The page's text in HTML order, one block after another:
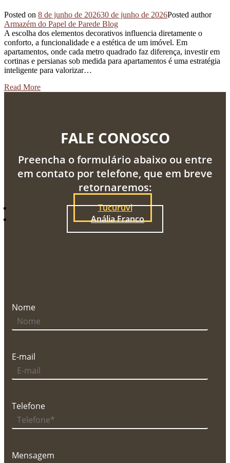
Posted on 8 de junho de 202630 de junho de 2026Posted author
Armazém do Papel de Parede Blog
A escolha dos elementos decorativos influencia diretamente o
conforto, a funcionalidade e a estética de um imóvel. Em
apartamentos, onde cada metro quadrado faz diferença, investir em
cortinas e persianas sob medida para apartamentos é uma estratégia
inteligente para valorizar…
Read More
FALE CONOSCO
Preencha o formulário abaixo ou entre
em contato por telefone, que em breve
retornaremos:
Tucuruvi
Anália Franco
Nome
E-mail
Telefone
Mensagem